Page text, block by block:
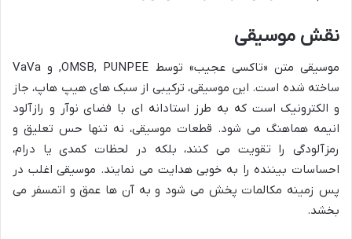
نقش موسیقی
موسیقی متن «تاکسی عجیب» توسط OMSB, PUNPEE, و VaVa
ساخته شده است. این موسیقی، ترکیبی از سبک های هیپ هاپ، جاز
و الکترونیک است که به طرز استادانه ای با فضای نوآر و رازآلود
انیمه هماهنگ می شود. قطعات موسیقی، نه تنها حس تعلیق و
رمزآلودگی را تقویت می کنند، بلکه در لحظات کمدی یا درام،
احساسات بیننده را به خوبی هدایت می نمایند. موسیقی اغلب در
پس زمینه مکالمات پخش می شود و به آن ها عمق و اتمسفر می
بخشد.